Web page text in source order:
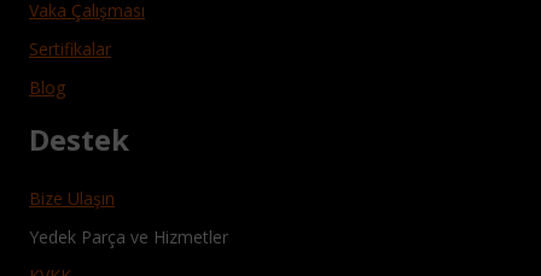
Vaka Çalışması
Sertifikalar
Blog
Destek
Bize Ulaşın
Yedek Parça ve Hizmetler